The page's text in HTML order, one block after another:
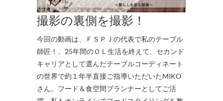
撮影の裏側を撮影！
今回の動画は、ＦＳＰＪの代表で私のテーブル
師匠！、25年間のＯＬ生活を終えて、セカンド
キャリアとして選んだテーブルコーディネート
の世界で約１年半直接ご指導いただいたMIKO
さん。フード＆食空間プランナーとしてご活